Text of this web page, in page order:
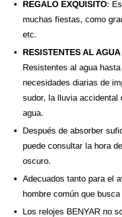
REGALO EXQUISITO:
muchas fiestas, como
etc.
RESISTENTES AL
Resistentes al agua
necesidades diarias de
sudor, la lluvia accidental
agua.
Después de absorber
puede consultar la hora
oscuro.
Adecuados tanto para el
hombre común que
Los relojes BENYAR no